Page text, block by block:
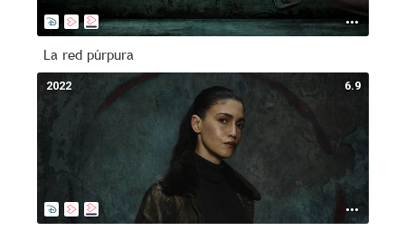
La red púrpura
6.9
2022